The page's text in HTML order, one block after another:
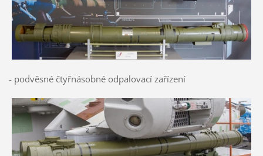
- podvěsné čtyřnásobné odpalovací zařízení